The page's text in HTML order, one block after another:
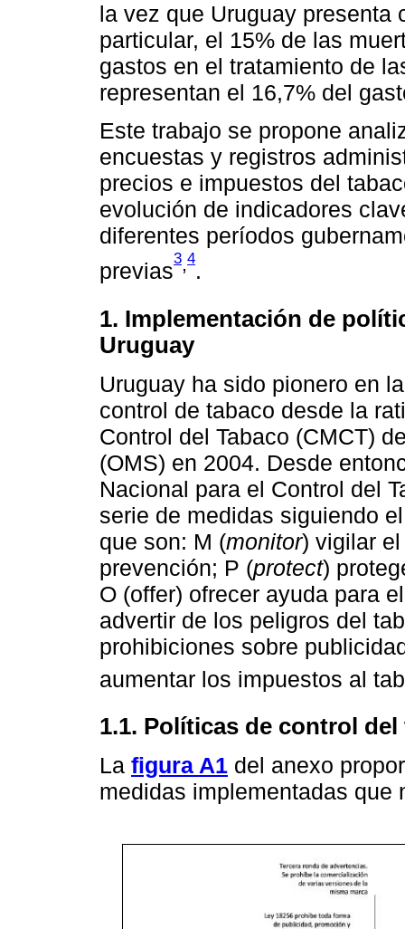
la vez que Uruguay presenta
particular, el 15% de las
gastos en el tratamiento de
representan el 16,7% del
Este trabajo se propone
encuestas y registros
precios e impuestos del
evolución de indicadores
diferentes períodos
previas
3,4
.
1. Implementación de
Uruguay
Uruguay ha sido pionero en
control de tabaco desde la
Control del Tabaco (CMCT)
(OMS) en 2004. Desde
Nacional para el Control del
serie de medidas siguiendo
que son: M (monitor) vigilar
prevención; P (protect)
O (offer) ofrecer ayuda para
advertir de los peligros del
prohibiciones sobre
aumentar los impuestos al
1.1. Políticas de control
La figura A1 del anexo
medidas implementadas que